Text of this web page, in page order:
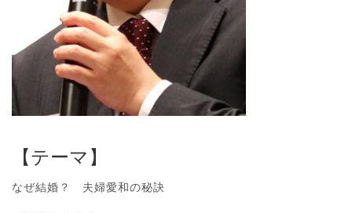
【テーマ】
なぜ結婚？ 夫婦愛和の秘訣